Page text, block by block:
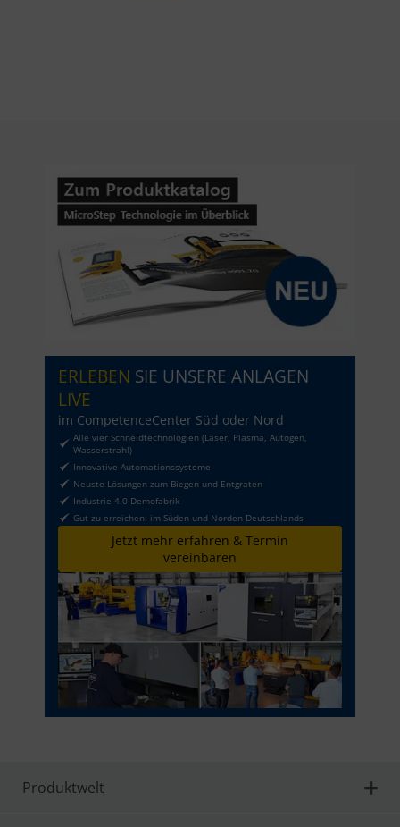
ERLEBEN SIE UNSERE ANLAGEN
LIVE
im CompetenceCenter Süd oder Nord
Alle vier Schneidtechnologien (Laser, Plasma, Autogen,
Wasserstrahl)
Innovative Automationssysteme
Neuste Lösungen zum Biegen und Entgraten
Industrie 4.0 Demofabrik
Gut zu erreichen: im Süden und Norden Deutschlands
Jetzt mehr erfahren & Termin
vereinbaren
Produktwelt